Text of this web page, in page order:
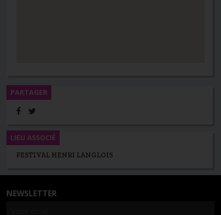
PARTAGER
FESTIVAL HENRI LANGLOIS
LIEU ASSOCIÉ
NEWSLETTER